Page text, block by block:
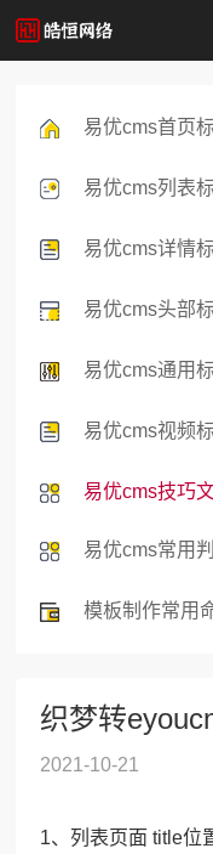
易优cms首页
易优cms列表
易优cms详情
易优cms头部
易优cms通用
易优cms视频
易优cms技巧
易优cms常用
模板制作常用
织梦转
2021-10-21
1、列表页面 title位